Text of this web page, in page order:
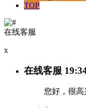
TOP
在线客服
x
在线客服
您好，很高